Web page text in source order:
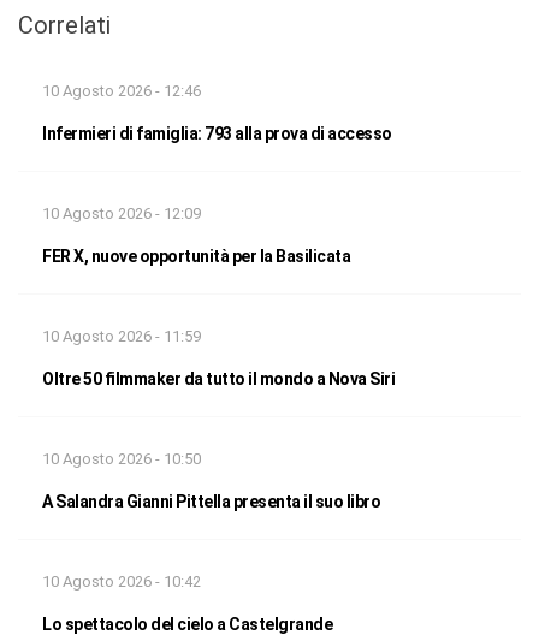
Correlati
10 Agosto 2026 - 12:46
Infermieri di famiglia: 793 alla prova di accesso
10 Agosto 2026 - 12:09
FER X, nuove opportunità per la Basilicata
10 Agosto 2026 - 11:59
Oltre 50 filmmaker da tutto il mondo a Nova Siri
10 Agosto 2026 - 10:50
A Salandra Gianni Pittella presenta il suo libro
10 Agosto 2026 - 10:42
Lo spettacolo del cielo a Castelgrande